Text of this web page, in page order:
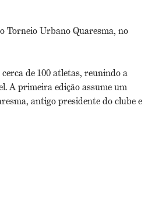
Torneio Urbano Quaresma, no
de 100 atletas, reunindo a
A primeira edição assume um
antigo presidente do clube e